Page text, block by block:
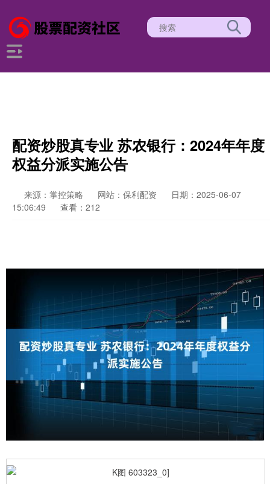
配资炒股真专业 苏农银行：2024年年度
权益分派实施公告
来源：掌控策略 网站：保利配资
日期：2025-06-07
15:06:49
查看：212